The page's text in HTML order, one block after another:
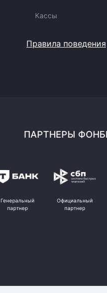
Кассы
Правила поведения
ПАРТНЕРЫ
Генеральный
партнер
Официальный
партнер